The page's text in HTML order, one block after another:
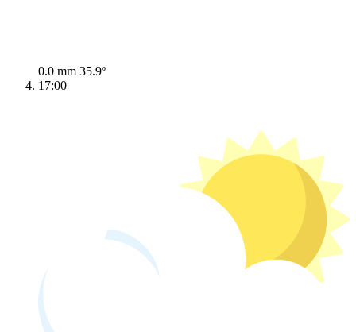
0.0 mm 35.9º
17:00